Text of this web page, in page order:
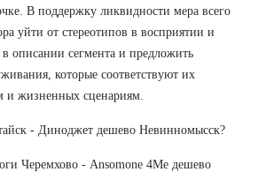
В поддержку ликвидности мера всего
уйти от стереотипов в восприятии и
описании сегмента и предложить
которые соответствуют их
и жизненных сценариям.
- Диноджет дешево Невинномысск?
Черемхово - Ansomone 4Me дешево